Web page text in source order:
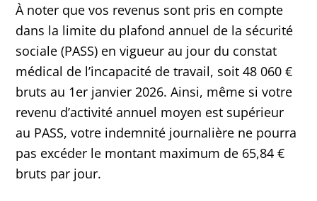
À noter que vos revenus sont pris en compte
dans la limite du plafond annuel de la sécurité
sociale (PASS) en vigueur au jour du constat
médical de l’incapacité de travail, soit 48 060 €
bruts au 1er janvier 2026. Ainsi, même si votre
revenu d’activité annuel moyen est supérieur
au PASS, votre indemnité journalière ne pourra
pas excéder le montant maximum de 65,84 €
bruts par jour.